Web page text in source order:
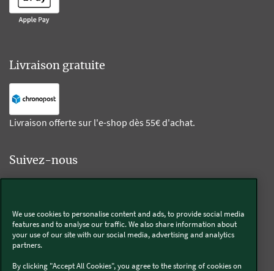
Livraison gratuite
Livraison offerte sur l'e-shop dès 55€ d'achat.
Suivez-nous
Thermomix®
We use cookies to personalise content and ads, to provide social media
features and to analyse our traffic. We also share information about
your use of our site with our social media, advertising and analytics
partners.
By clicking "Accept All Cookies", you agree to the storing of cookies on